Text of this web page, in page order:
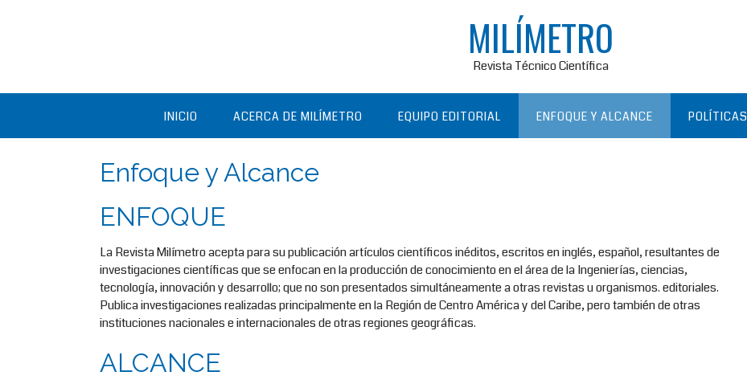
MILÍMETRO
Revista Técnico Científica
INICIO ACERCA DE MILÍMETRO EQUIPO EDITORIAL ENFOQUE Y ALCANCE POLÍTICAS
Enfoque y Alcance
ENFOQUE
La Revista Milímetro acepta para su publicación artículos científicos inéditos, escritos en inglés, español, resultantes de
investigaciones científicas que se enfocan en la producción de conocimiento en el área de la Ingenierías, ciencias,
tecnología, innovación y desarrollo; que no son presentados simultáneamente a otras revistas u organismos. editoriales.
Publica investigaciones realizadas principalmente en la Región de Centro América y del Caribe, pero también de otras
instituciones nacionales e internacionales de otras regiones geográficas.
ALCANCE